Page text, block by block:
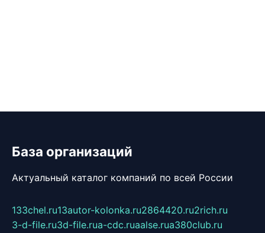
База организаций
Актуальный каталог компаний по всей России
133chel.ru13autor-kolonka.ru2864420.ru2rich.ru
3-d-file.ru3d-file.rua-cdc.ruaalse.rua380club.ru